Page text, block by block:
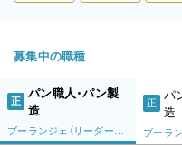
募集中の職種
正
パン職人・パン製
造
正
パ
造
ブーラ